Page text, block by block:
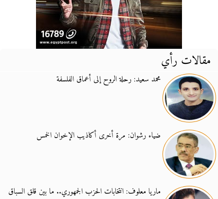
مقالات رأي
محمد سعيد: رحلة الروح إلى أعماق الفلسفة
ضياء رشوان: مرة أخرى أكاذيب الإخوان الخمس
ماريا معلوف: انتخابات الحزب الجمهوري.. ما بين قلق السباق